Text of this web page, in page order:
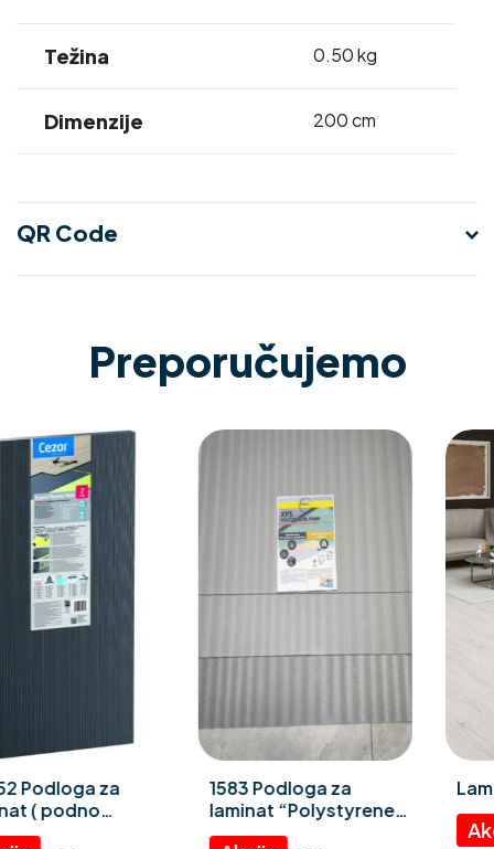
Težina 0.50 kg
Dimenzije 200 cm
QR Code
Preporučujemo
1583 Podloga za
laminat “Polystyrene
foam” 3 mm
Laminat Truva 8 mm